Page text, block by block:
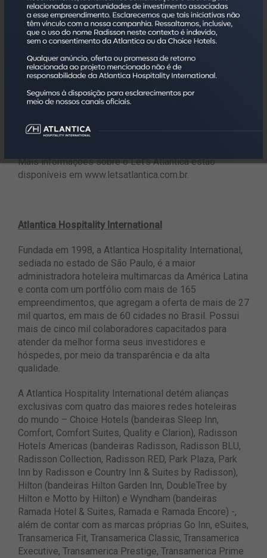
terá mais vantagens reservando diretamente conosco.”,
reitera Rispoli.
A facilidade para se tornar membro do programa foi um
ponto decisivo na sua criação. Ao informar o CPF no
ato da reserva, os pontos ficam atrelados a um pré-
Atlantica. Acessando a conta, o hóspede consegue
grátis e experiências em um dos mais de 165
empreendimentos da administradora em todo o Brasil.
Mais informações sobre o Let’s Atlantica estão
disponíveis em www.letsatlantica.com.br.
Atlantica Hospitality International
Fundada em 1998, a Atlantica Hospitality International,
sediada no estado de São Paulo, é a maior
administradora hoteleira multimarcas da América Latina
e conta com um portfólio com mais de 165
empreendimentos, que agregam a oferta de mais de 27
mil quartos, em mais de 60 cidades no Brasil. Possui
mais de cinco mil colaboradores capacitados para
atender da melhor forma seus investidores e
hóspedes, por meio da transparência e da alta
qualidade.
A Atlantica Hospitality International detém alianças
exclusivas com quatro das maiores redes hoteleiras
do mundo – Choice Hotels (bandeiras Sleep Inn,
Comfort, Comfort Suites, Quality e Clarion), Radisson
Hotels Americas (bandeiras Radisson, Radisson BLU,
Radisson Collection, Radisson RED, Park Plaza, Park
Inn by Radisson e Country Inn & Suites by Radisson),
Hilton (bandeiras Hilton Garden Inn, DoubleTree by
Hilton e Motto by Hilton) e Wyndham (bandeiras
Ramada Hotel & Suites, Ramada e Ramada Encore) -,
além de contar com as marcas próprias Go Inn, eSuites,
Transamerica Fit, Transamerica Classic, Transamerica
Executive, Transamerica Prestige, Transamerica Prime